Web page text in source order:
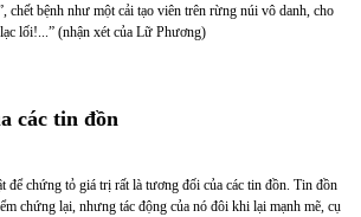
chết bệnh như một cải tạo viên trên rừng núi vô danh, cho
lối!...” (nhận xét của Lữ Phương)
các tin đồn
để chứng tỏ giá trị rất là tương đối của các tin đồn. Tin đồn
chứng lại, nhưng tác động của nó đôi khi lại mạnh mẽ, cụ